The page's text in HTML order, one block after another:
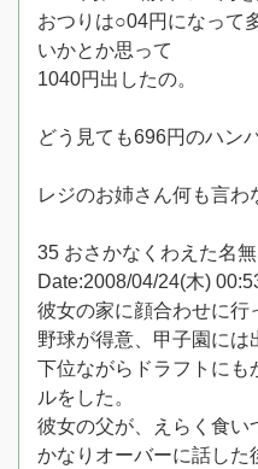
おつりは○04円になって
いかとか思って
1040円出したの。
どう見ても696円のハン
レジのお姉さん何も言わ
35 おさかなくわえた名
Date:2008/04/24(木)
彼女の家に顔合わせに行
野球が得意、甲子園には
下位ながらドラフトにも
ルをした。
彼女の父が、えらく食い
かなりオーバーに話した